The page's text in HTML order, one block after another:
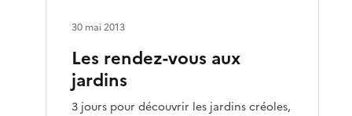
Les rendez-vous aux
jardins
3 jours pour découvrir les jardins créoles,
30 mai 2013